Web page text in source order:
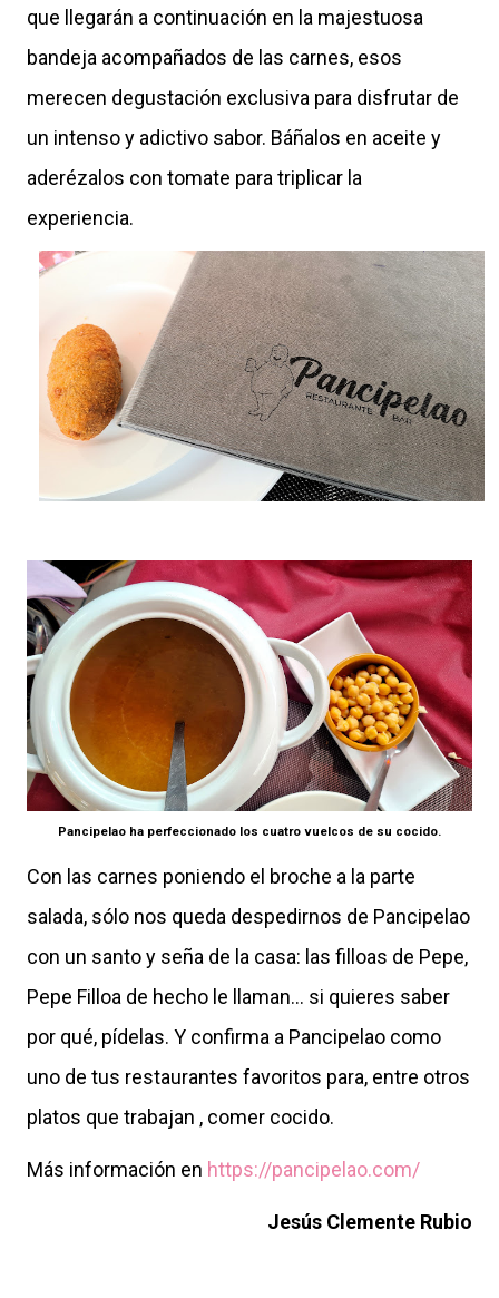
que llegarán a continuación en la majestuosa
bandeja acompañados de las carnes, esos
merecen degustación exclusiva para disfrutar de
un intenso y adictivo sabor. Báñalos en aceite y
aderézalos con tomate para triplicar la
experiencia.
Pancipelao ha perfeccionado los cuatro vuelcos de su cocido.
Con las carnes poniendo el broche a la parte
salada, sólo nos queda despedirnos de Pancipelao
con un santo y seña de la casa: las filloas de Pepe,
Pepe Filloa de hecho le llaman... si quieres saber
por qué, pídelas. Y confirma a Pancipelao como
uno de tus restaurantes favoritos para, entre otros
platos que trabajan , comer cocido.
Más información en https://pancipelao.com/
Jesús Clemente Rubio